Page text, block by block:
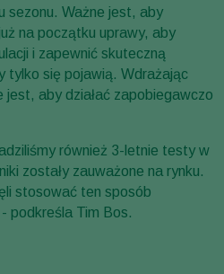
sezonu. Ważne jest, aby
na początku uprawy, aby
i zapewnić skuteczną
tylko się pojawią. Wdrażając
jest, aby działać zapobiegawczo
również 3-letnie testy w
zostały zauważone na rynku.
stosować ten sposób
podkreśla Tim Bos.